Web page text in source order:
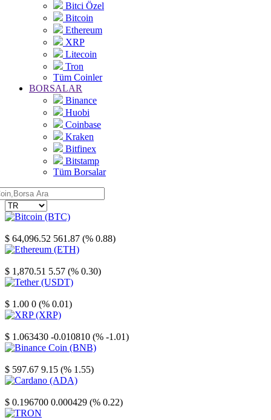
Bitci Özel
Bitcoin
Ethereum
XRP
Litecoin
Tron
Tüm Coinler
BORSALAR
Binance
Huobi
Coinbase
Kraken
Bitfinex
Bitstamp
Tüm Borsalar
$ 64,096.52 561.87 (% 0.88)
$ 1,870.51 5.57 (% 0.30)
$ 1.00 0 (% 0.01)
$ 1.063430 -0.010810 (% -1.01)
$ 597.67 9.15 (% 1.55)
$ 0.196700 0.000429 (% 0.22)